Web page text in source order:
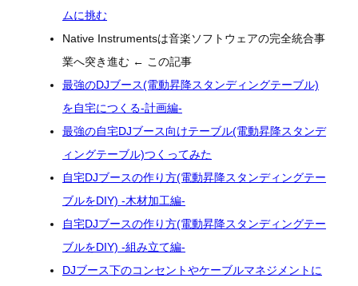
ムに挑む
Native Instrumentsは音楽ソフトウェアの完全統合事
業へ突き進む ← この記事
最強のDJブース(電動昇降スタンディングテーブル)
を自宅につくる-計画編-
最強の自宅DJブース向けテーブル(電動昇降スタンデ
ィングテーブル)つくってみた
自宅DJブースの作り方(電動昇降スタンディングテー
ブルをDIY) -木材加工編-
自宅DJブースの作り方(電動昇降スタンディングテー
ブルをDIY) -組み立て編-
DJブース下のコンセントやケーブルマネジメントに